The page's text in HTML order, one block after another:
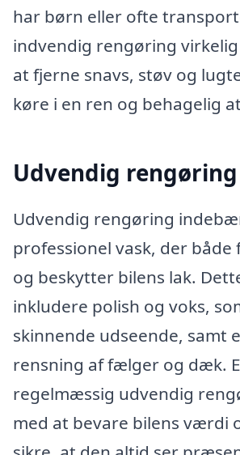
har børn eller ofte
indvendig rengøring
at fjerne snavs, støv og
køre i en ren og behagelig
Udvendig rengøring
Udvendig rengøring
professionel vask, der både
og beskytter bilens lak.
inkludere polish og voks,
skinnende udseende, samt
rensning af fælger og dæk.
regelmæssig udvendig
med at bevare bilens værdi